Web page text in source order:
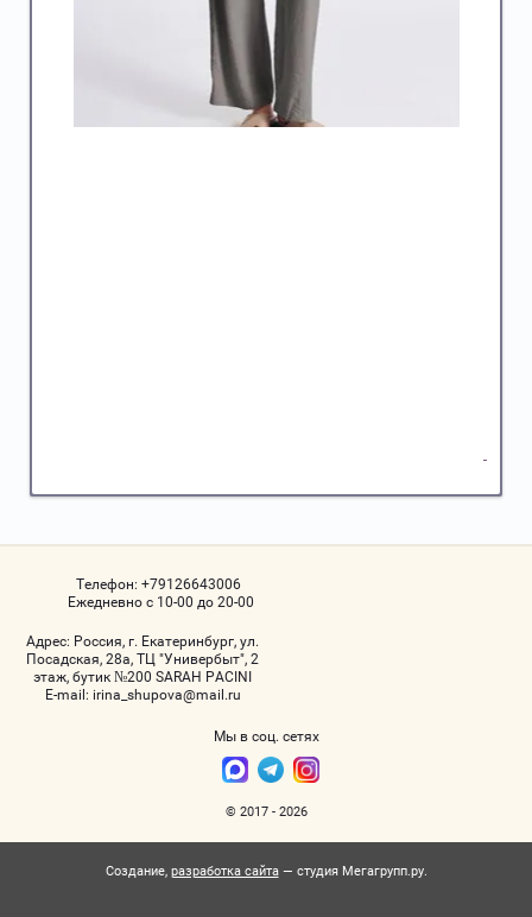
Телефон: +79126643006
Ежедневно с 10-00 до 20-00
Адрес: Россия, г. Екатеринбург, ул.
Посадская, 28а, ТЦ "Универбыт", 2
этаж, бутик №200 SARAH PACINI
Е-mail: irina_shupova@mail.ru
Мы в соц. сетях
© 2017 - 2026
Создание, разработка сайта— студия Мегагрупп.ру.